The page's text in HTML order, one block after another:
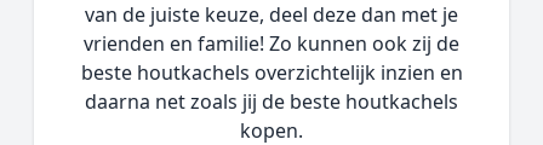
van de juiste keuze, deel deze dan met je
vrienden en familie! Zo kunnen ook zij de
beste houtkachels overzichtelijk inzien en
daarna net zoals jij de beste houtkachels
kopen.